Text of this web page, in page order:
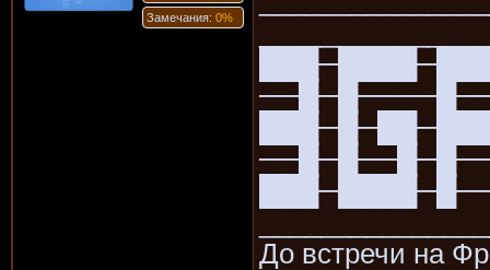
Замечания: 0%
До встречи на